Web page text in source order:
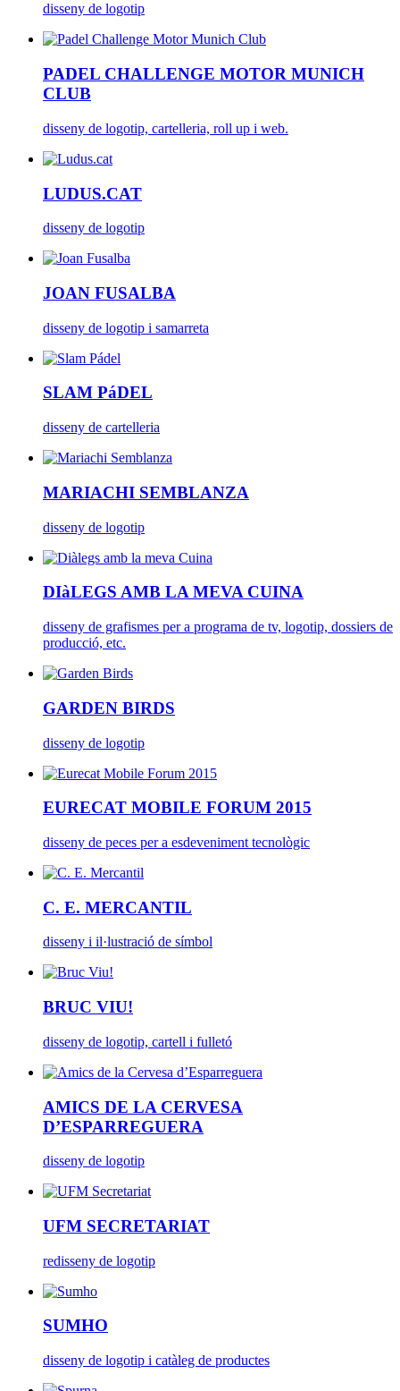
disseny de logotip
PADEL CHALLENGE MOTOR MUNICH
CLUB
disseny de logotip, cartelleria, roll up i web.
LUDUS.CAT
disseny de logotip
JOAN FUSALBA
disseny de logotip i samarreta
SLAM PáDEL
disseny de cartelleria
MARIACHI SEMBLANZA
disseny de logotip
DIàLEGS AMB LA MEVA CUINA
disseny de grafismes per a programa de tv, logotip, dossiers de
producció, etc.
GARDEN BIRDS
disseny de logotip
EURECAT MOBILE FORUM 2015
disseny de peces per a esdeveniment tecnològic
C. E. MERCANTIL
disseny i il·lustració de símbol
BRUC VIU!
disseny de logotip, cartell i fulletó
AMICS DE LA CERVESA
D’ESPARREGUERA
disseny de logotip
UFM SECRETARIAT
redisseny de logotip
SUMHO
disseny de logotip i catàleg de productes